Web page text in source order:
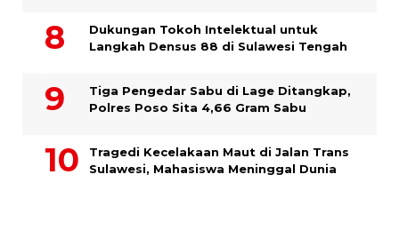
Dukungan Tokoh Intelektual untuk
Langkah Densus 88 di Sulawesi Tengah
Tiga Pengedar Sabu di Lage Ditangkap,
Polres Poso Sita 4,66 Gram Sabu
Tragedi Kecelakaan Maut di Jalan Trans
Sulawesi, Mahasiswa Meninggal Dunia